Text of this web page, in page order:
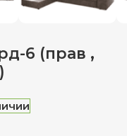
6 (прав ,